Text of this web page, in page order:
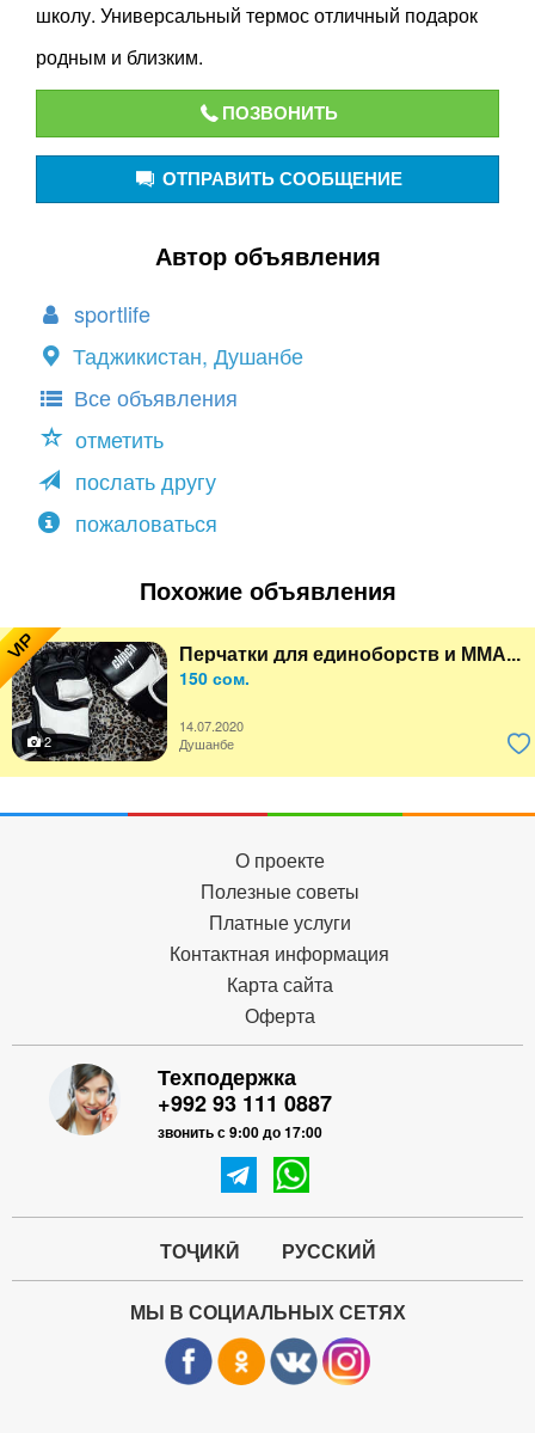
школу. Универсальный термос отличный подарок
родным и близким.
ПОЗВОНИТЬ
ОТПРАВИТЬ СООБЩЕНИЕ
Автор объявления
sportlife
Таджикистан, Душанбе
Все объявления
отметить
послать другу
пожаловаться
Похожие объявления
VIP Перчатки для единоборств и MMA...
150 сом.
14.07.2020
2
Душанбе
О проекте
Полезные советы
Платные услуги
Контактная информация
Карта сайта
Оферта
Техподержка
+992 93 111 0887
звонить с 9:00 до 17:00
ТОҶИКӢ РУССКИЙ
МЫ В СОЦИАЛЬНЫХ СЕТЯХ